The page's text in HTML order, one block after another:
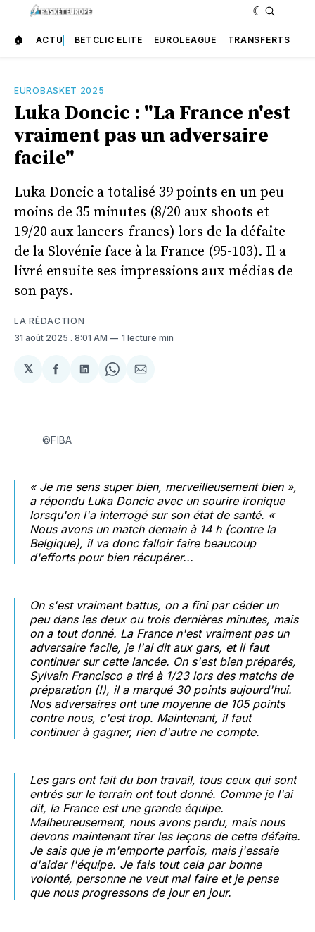
🏠 ACTU BETCLIC ELITE EUROLEAGUE TRANSFERTS
EUROBASKET 2025
Luka Doncic : "La France n'est
vraiment pas un adversaire
facile"
Luka Doncic a totalisé 39 points en un peu
moins de 35 minutes (8/20 aux shoots et
19/20 aux lancers-francs) lors de la défaite
de la Slovénie face à la France (95-103). Il a
livré ensuite ses impressions aux médias de
son pays.
LA RÉDACTION
31 août 2025 . 8:01 AM 1 lecture min
𝕏
Partager
Facebook
Partager
LinkedIn
Share
WhatsApp
Partager
Courriel
©FIBA
« Je me sens super bien, merveilleusement bien »,
a répondu Luka Doncic avec un sourire ironique
lorsqu'on l'a interrogé sur son état de santé. «
Nous avons un match demain à 14 h (contre la
Belgique), il va donc falloir faire beaucoup
d'efforts pour bien récupérer...
On s'est vraiment battus, on a fini par céder un
peu dans les deux ou trois dernières minutes, mais
on a tout donné. La France n'est vraiment pas un
adversaire facile, je l'ai dit aux gars, et il faut
continuer sur cette lancée. On s'est bien préparés,
Sylvain Francisco a tiré à 1/23 lors des matchs de
préparation (!), il a marqué 30 points aujourd'hui.
Nos adversaires ont une moyenne de 105 points
contre nous, c'est trop. Maintenant, il faut
continuer à gagner, rien d'autre ne compte.
Les gars ont fait du bon travail, tous ceux qui sont
entrés sur le terrain ont tout donné. Comme je l'ai
dit, la France est une grande équipe.
Malheureusement, nous avons perdu, mais nous
devons maintenant tirer les leçons de cette défaite.
Je sais que je m'emporte parfois, mais j'essaie
d'aider l'équipe. Je fais tout cela par bonne
volonté, personne ne veut mal faire et je pense
que nous progressons de jour en jour.